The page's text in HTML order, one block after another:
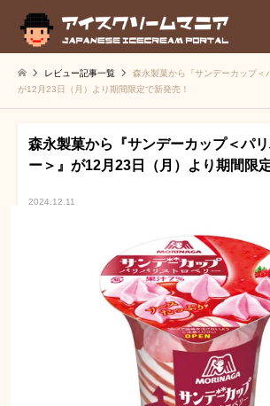
レビュー記事一覧
森永製菓から『サンデーカップ＜
が12月23日（月）より期間限定で新発売！
森永製菓から『サンデーカップ＜パ
ー＞』が12月23日（月）より期間限
2024.12.11